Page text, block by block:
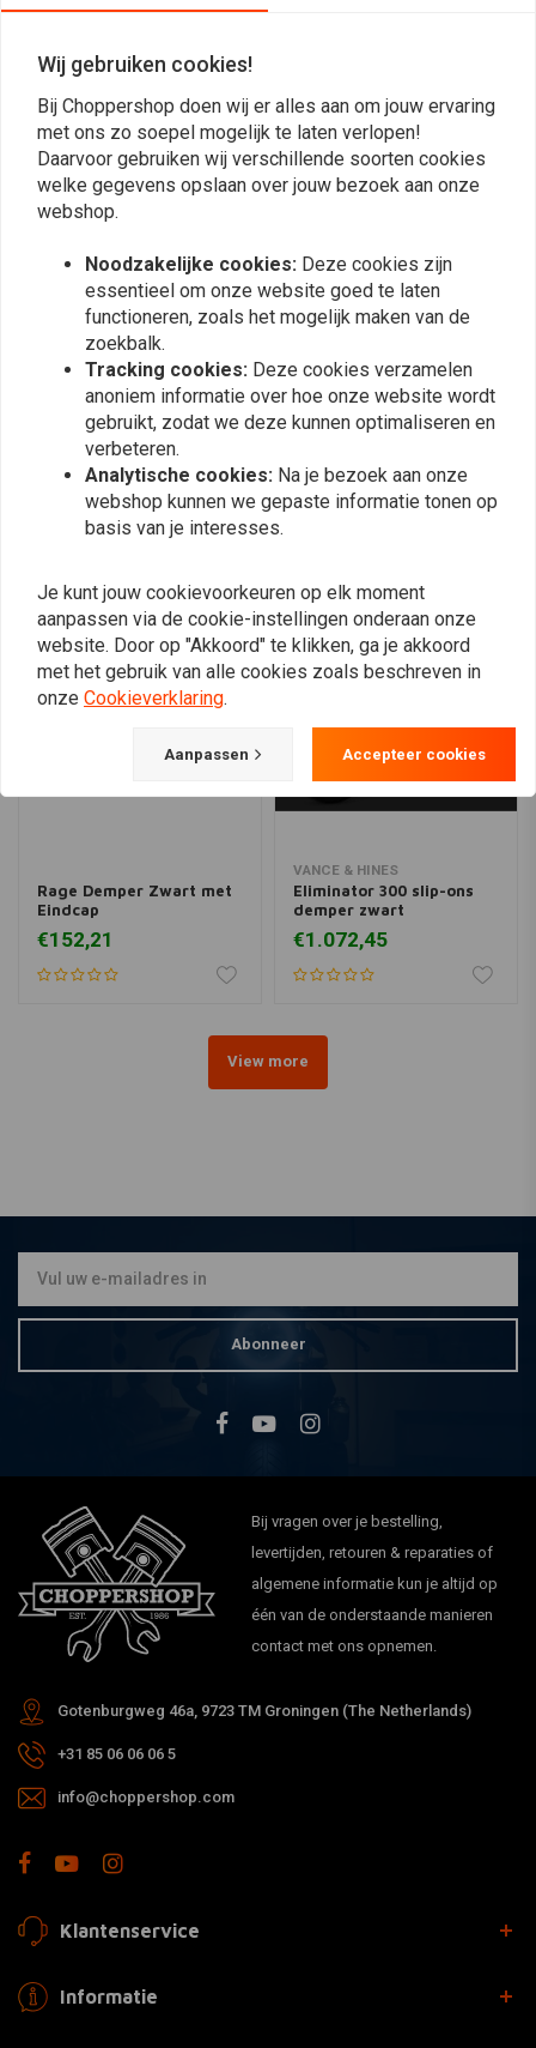
13 XL1200CA, 13 XL1200CB, Het gebruik van uitlaten zonder dB-killer is
Reviews
(0 beoordelingen)
Rage Demper Zwart met
Eindcap
€152,21
VANCE & HINES
Eliminator 300 slip-ons
demper zwart
€1.072,45
View more
Abonneer
Bij vragen over je bestelling,
levertijden, retouren & reparaties of
algemene informatie kun je altijd op
één van de onderstaande manieren
contact met ons opnemen.
Gotenburgweg 46a, 9723 TM Groningen (The Netherlands)
+31 85 06 06 06 5
info@choppershop.com
Klantenservice
Informatie
Wij gebruiken cookies!
Bij Choppershop doen wij er alles aan om jouw ervaring
met ons zo soepel mogelijk te laten verlopen!
Daarvoor gebruiken wij verschillende soorten cookies
welke gegevens opslaan over jouw bezoek aan onze
webshop.
Noodzakelijke cookies: Deze cookies zijn
essentieel om onze website goed te laten
functioneren, zoals het mogelijk maken van de
zoekbalk.
Tracking cookies: Deze cookies verzamelen
anoniem informatie over hoe onze website wordt
gebruikt, zodat we deze kunnen optimaliseren en
verbeteren.
Analytische cookies: Na je bezoek aan onze
webshop kunnen we gepaste informatie tonen op
basis van je interesses.
Je kunt jouw cookievoorkeuren op elk moment
aanpassen via de cookie-instellingen onderaan onze
website. Door op "Akkoord" te klikken, ga je akkoord
met het gebruik van alle cookies zoals beschreven in
onze Cookieverklaring.
Aanpassen Accepteer cookies